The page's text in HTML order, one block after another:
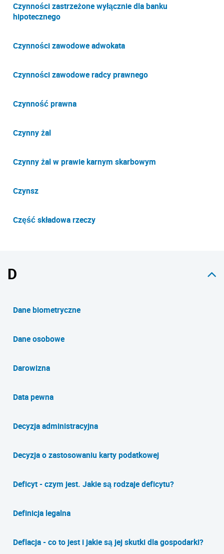
Czynności zastrzeżone wyłącznie dla banku
hipotecznego
Czynności zawodowe adwokata
Czynności zawodowe radcy prawnego
Czynność prawna
Czynny żal
Czynny żal w prawie karnym skarbowym
Czynsz
Część składowa rzeczy
D
Dane biometryczne
Dane osobowe
Darowizna
Data pewna
Decyzja administracyjna
Decyzja o zastosowaniu karty podatkowej
Deficyt - czym jest. Jakie są rodzaje deficytu?
Definicja legalna
Deflacja - co to jest i jakie są jej skutki dla gospodarki?